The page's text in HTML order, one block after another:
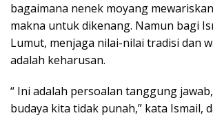
bagaimana nenek moyang
makna untuk dikenang. Namun bagi
Lumut, menjaga nilai-nilai tradisi dan
adalah keharusan.
“ Ini adalah persoalan tanggung
budaya kita tidak punah,” kata Ismail,